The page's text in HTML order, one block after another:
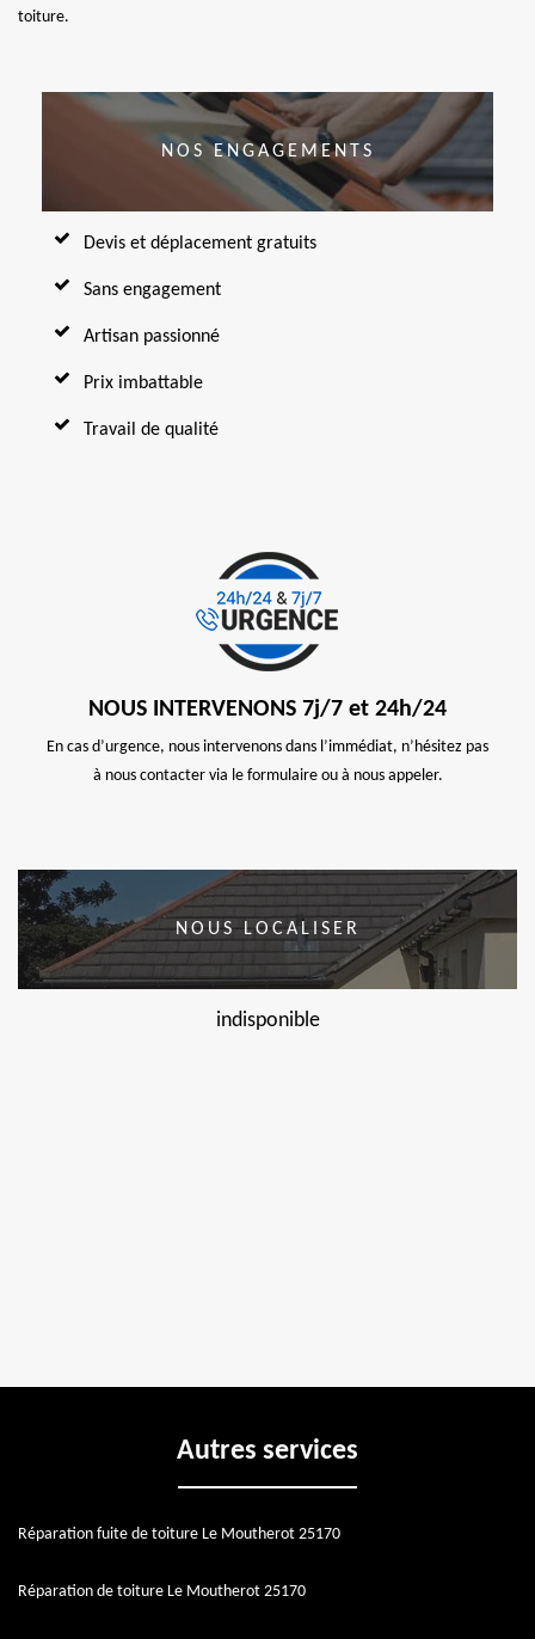
toiture.
NOS ENGAGEMENTS
Devis et déplacement gratuits
Sans engagement
Artisan passionné
Prix imbattable
Travail de qualité
NOUS INTERVENONS 7j/7 et 24h/24
En cas d’urgence, nous intervenons dans l’immédiat, n’hésitez pas
à nous contacter via le formulaire ou à nous appeler.
NOUS LOCALISER
indisponible
Autres services
Réparation fuite de toiture Le Moutherot 25170
Réparation de toiture Le Moutherot 25170